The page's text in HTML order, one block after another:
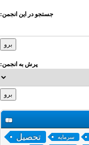
جستجو در این انجمن:
پرش به انجمن:
سرمایه تحصیل